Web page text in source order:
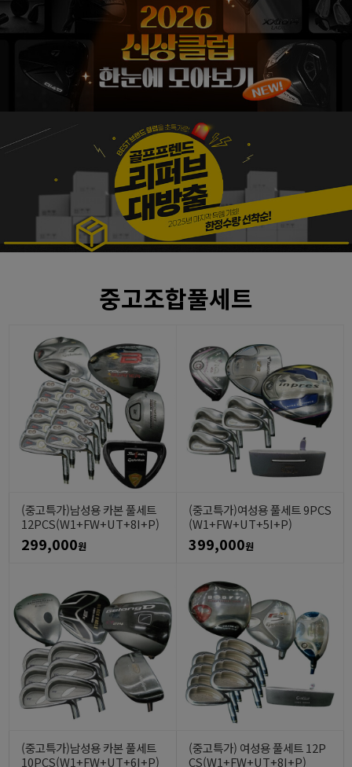
중고조합풀세트
(중고특가)남성용 카본 풀세트
12PCS(W1+FW+UT+8I+P)
299,000원
(중고특가)여성용 풀세트 9PCS
(W1+FW+UT+5I+P)
399,000원
(중고특가)남성용 카본 풀세트
10PCS(W1+FW+UT+6I+P)
(중고특가) 여성용 풀세트 12P
CS(W1+FW+UT+8I+P)